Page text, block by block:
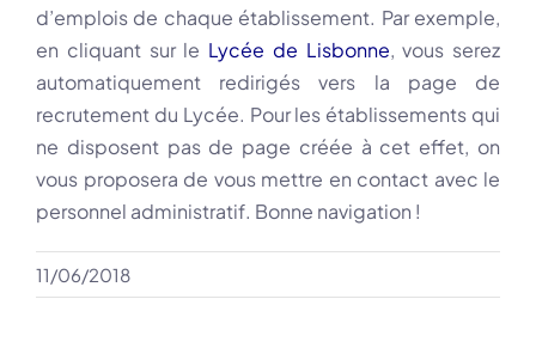
d’emplois de chaque établissement. Par exemple,
en cliquant sur le Lycée de Lisbonne, vous serez
automatiquement redirigés vers la page de
recrutement du Lycée. Pour les établissements qui
ne disposent pas de page créée à cet effet, on
vous proposera de vous mettre en contact avec le
personnel administratif. Bonne navigation !
11/06/2018